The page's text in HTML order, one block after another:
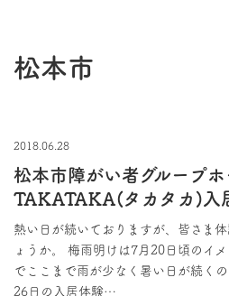
松本市
2018.06.28
松本市障がい者グループ
TAKATAKA(タカタカ)入
熱い日が続いておりますが、皆さま体
ょうか。 梅雨明けは7月20日頃のイ
でここまで雨が少なく暑い日が続く
26日の入居体験…